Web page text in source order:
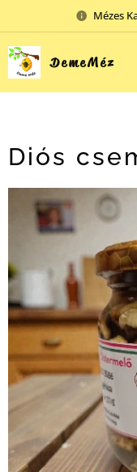
Mézes
DemeMéz
Diós